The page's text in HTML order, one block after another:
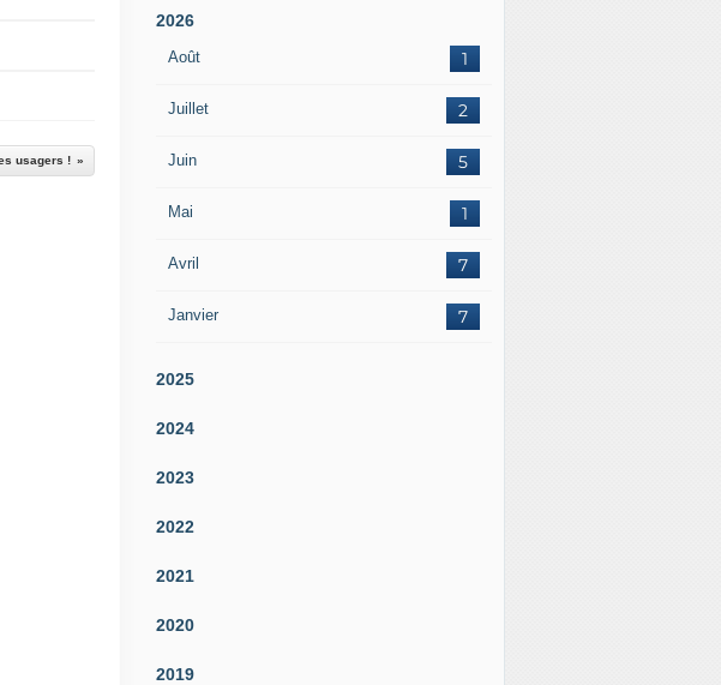
usagers !
2026
Août 1
Juillet 2
Juin 5
Mai 1
Avril 7
Janvier 7
2025
2024
2023
2022
2021
2020
2019